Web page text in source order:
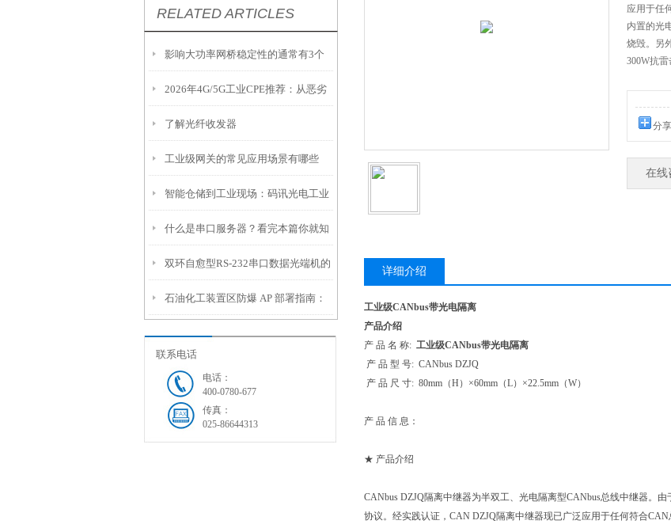
RELATED ARTICLES
影响大功率网桥稳定性的通常有3个
方面
2026年4G/5G工业CPE推荐：从恶劣
场景看硬核选型
了解光纤收发器
工业级网关的常见应用场景有哪些
智能仓储到工业现场：码讯光电工业
无线通信方案保障AGV机器人稳定在
线
什么是串口服务器？看完本篇你就知
道了
双环自愈型RS-232串口数据光端机的
技术参数
石油化工装置区防爆 AP 部署指南：
如何解决金属密集区的信号屏蔽？
联系电话
电话：
400-0780-677
传真：
025-86644313
应用于任
内置的光
烧毁。另
300W抗雷
分
在线
详细介绍
工业级CANbus带光电隔离
产品介绍
产 品 名 称: 工业级CANbus带光电隔离
产 品 型 号: CANbus DZJQ
产 品 尺 寸: 80mm（H）×60mm（L）×22.5mm（W）
产 品 信 息：
★ 产品介绍
CANbus DZJQ隔离中继器为半双工、光电隔离型CANbus总线中继器。
协议。经实践认证，CAN DZJQ隔离中继器现已广泛应用于任何符合